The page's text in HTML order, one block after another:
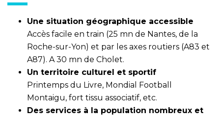
Une situation géographique accessible
Accès facile en train (25 mn de Nantes, de la
Roche-sur-Yon) et par les axes routiers (A83 et
A87). A 30 mn de Cholet.
Un territoire culturel et sportif
Printemps du Livre, Mondial Football
Montaigu, fort tissu associatif, etc.
Des services à la population nombreux et